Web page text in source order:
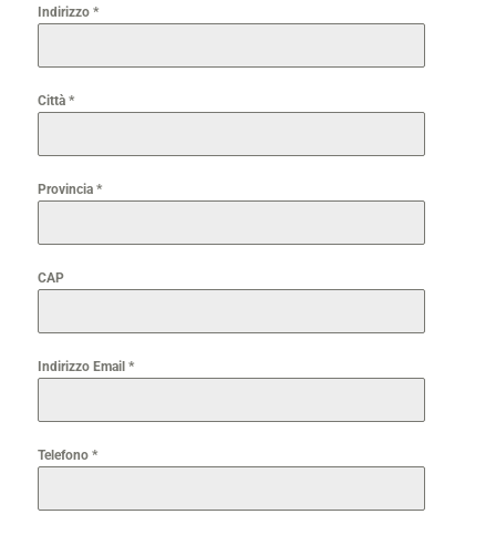
Indirizzo *
Città *
Provincia *
CAP
Indirizzo Email *
Telefono *